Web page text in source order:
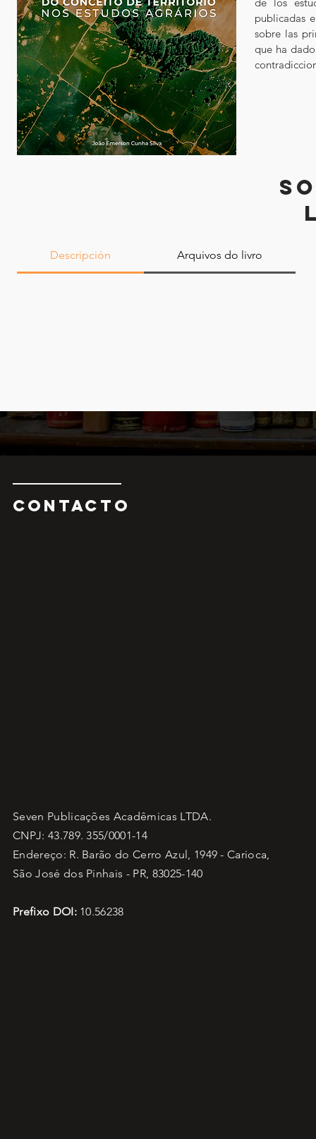
publicadas
sobre las
que ha
Descripción Arquivos do livro
CONTAcTO
Seven Publicações Acadêmicas LTDA.
CNPJ: 43.789. 355/0001-14
Endereço: R. Barão do Cerro Azul, 1949 - Carioca,
São José dos Pinhais - PR, 83025-140
Prefixo DOI:10.56238